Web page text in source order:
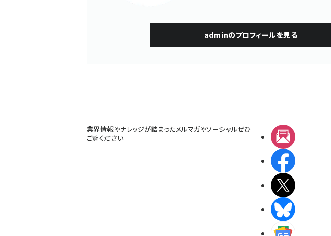
adminのプロフィールを見る
業界情報やナレッジが詰まったメルマガやソーシャルぜひ
ご覧ください